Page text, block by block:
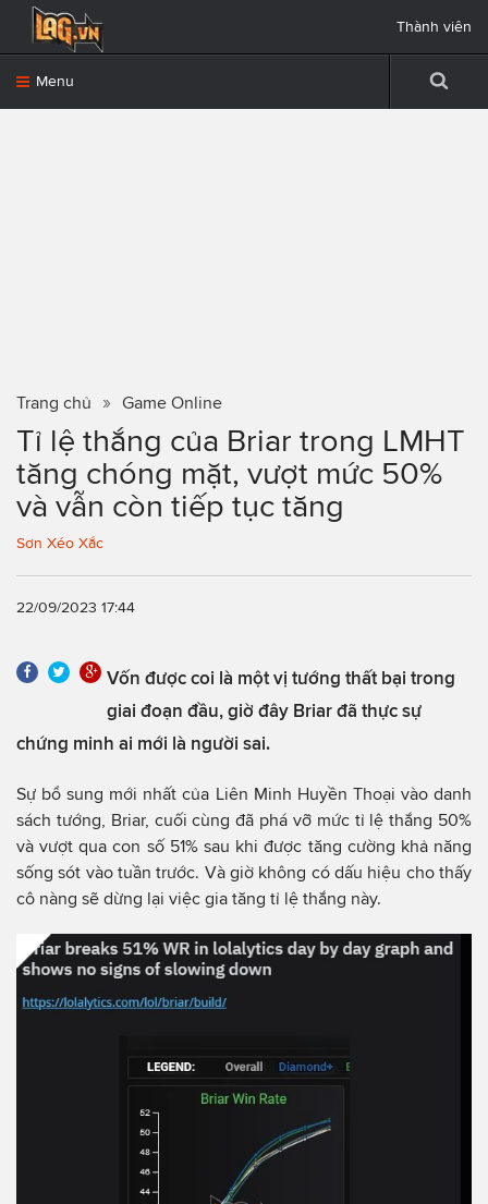
Menu
Thành viên
Trang chủ Game Online
Tỉ lệ thắng của Briar trong LMHT
tăng chóng mặt, vượt mức 50%
và vẫn còn tiếp tục tăng
Sơn Xéo Xắc
22/09/2023 17:44
Vốn được coi là một vị tướng thất bại trong
giai đoạn đầu, giờ đây Briar đã thực sự
chứng minh ai mới là người sai.
Sự bổ sung mới nhất của Liên Minh Huyền Thoại vào danh
sách tướng, Briar, cuối cùng đã phá vỡ mức tỉ lệ thắng 50%
và vượt qua con số 51% sau khi được tăng cường khả năng
sống sót vào tuần trước. Và giờ không có dấu hiệu cho thấy
cô nàng sẽ dừng lại việc gia tăng tỉ lệ thắng này.